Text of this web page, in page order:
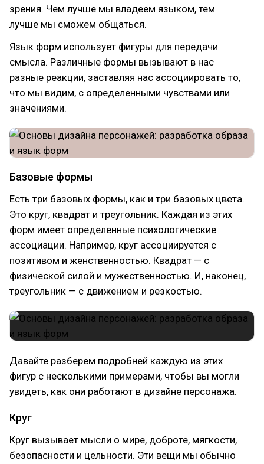
зрения. Чем лучше мы владеем языком, тем
лучше мы сможем общаться.
Язык форм использует фигуры для передачи
смысла. Различные формы вызывают в нас
разные реакции, заставляя нас ассоциировать то,
что мы видим, с определенными чувствами или
значениями.
Базовые формы
Есть три базовых формы, как и три базовых цвета.
Это круг, квадрат и треугольник. Каждая из этих
форм имеет определенные психологические
ассоциации. Например, круг ассоциируется с
позитивом и женственностью. Квадрат — с
физической силой и мужественностью. И, наконец,
треугольник — с движением и резкостью.
Давайте разберем подробней каждую из этих
фигур с несколькими примерами, чтобы вы могли
увидеть, как они работают в дизайне персонажа.
Круг
Круг вызывает мысли о мире, доброте, мягкости,
безопасности и цельности. Эти вещи мы обычно